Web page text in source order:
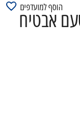
אבטיח
הוסף למועדפים